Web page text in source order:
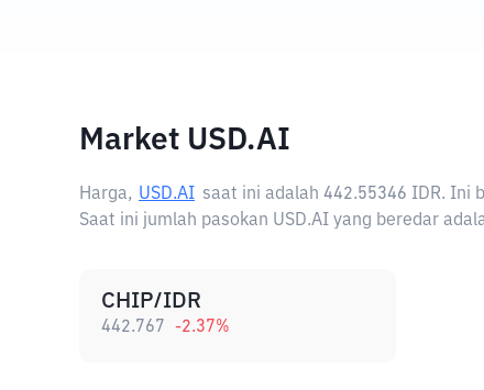
Market USD.AI
Harga, USD.AI saat ini adalah 442.55346 IDR. Ini
Saat ini jumlah pasokan USD.AI yang beredar
CHIP/IDR
442.767 -2.37%